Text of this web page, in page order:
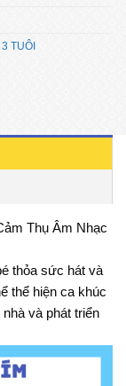
TUÔI
Thụ Âm Nhạc
thỏa sức hát và
thể hiện ca khúc
và phát triển